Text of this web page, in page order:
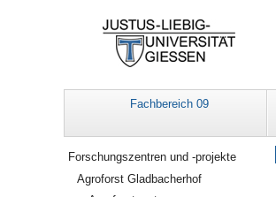
Fachbereich 09
Navigation
Forschungszentren und -projekte
Agroforst Gladbacherhof